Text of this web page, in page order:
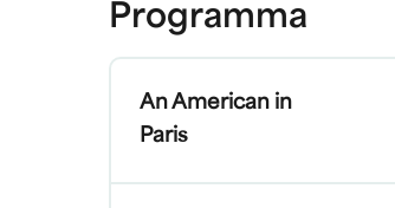
Programma
An American in
Paris